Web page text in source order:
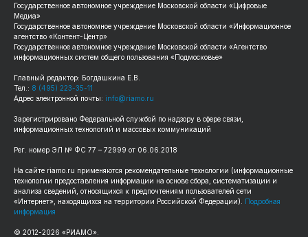
Государственное автономное учреждение Московской области «Цифровые
Медиа»
Государственное автономное учреждение Московской области «Информационное
агентство «Контент-Центр»
Государственное автономное учреждение Московской области «Агентство
информационных систем общего пользования «Подмосковье»
Главный редактор: Богдашкина Е.В.
Тел.: 8 (495) 223-35-11
Адрес электронной почты: info@riamo.ru
Зарегистрировано Федеральной службой по надзору в сфере связи,
информационных технологий и массовых коммуникаций
Рег. номер ЭЛ № ФС 77 – 72999 от 06.06.2018
На сайте riamo.ru применяются рекомендательные технологии (информационные
технологии предоставления информации на основе сбора, систематизации и
анализа сведений, относящихся к предпочтениям пользователей сети
«Интернет», находящихся на территории Российской Федерации). Подробная
информация
© 2012-2026 «РИАМО».